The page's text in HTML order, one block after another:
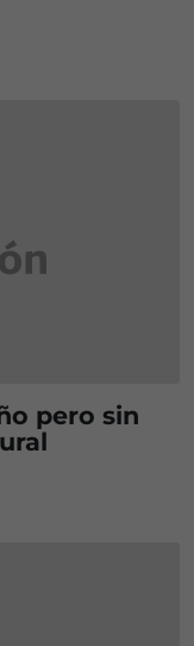
pero sin